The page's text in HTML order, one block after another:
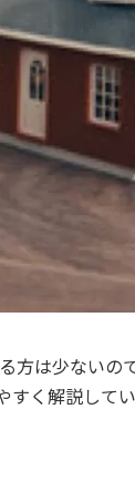
は少ないの
く解説して